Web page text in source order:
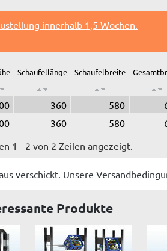
innerhalb 1,5 Wochen.
Schaufellänge Schaufelbreite
360 580
360 580
1 - 2 von 2 Zeilen angezeigt.
verschickt. Unsere
Produkte